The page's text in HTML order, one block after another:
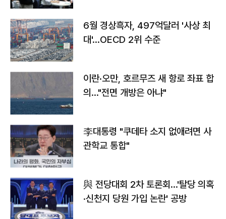
6월 경상흑자, 497억달러 '사상 최
대'…OECD 2위 수준
이란·오만, 호르무즈 새 항로 좌표 합
의…"전면 개방은 아냐"
李대통령 "쿠데타 소지 없애려면 사
관학교 통합"
與 전당대회 2차 토론회…'탈당 의혹
·신천지 당원 가입 논란' 공방